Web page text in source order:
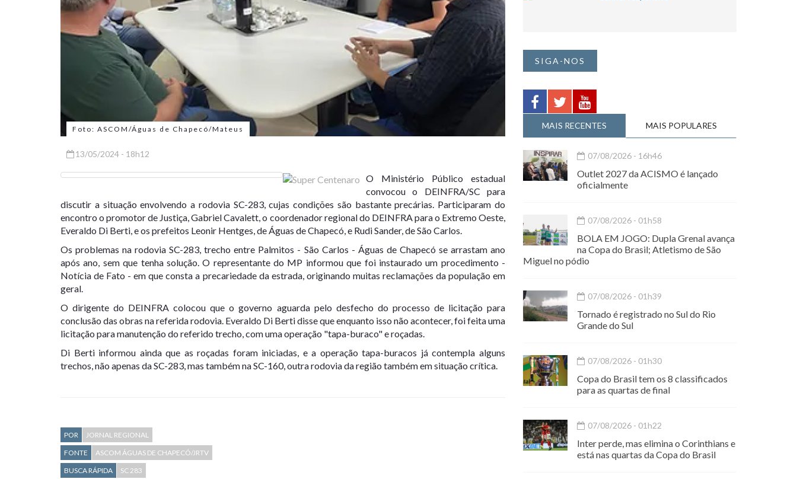
Foto: ASCOM/Águas de Chapecó/Mateus
13/05/2024 - 18h12
O Ministério Público estadual
convocou o DEINFRA/SC para
discutir a situação envolvendo a rodovia SC-283, cujas condições são bastante precárias. Participaram do
encontro o promotor de Justiça, Gabriel Cavalett, o coordenador regional do DEINFRA para o Extremo Oeste,
Everaldo Di Berti, e os prefeitos Leonir Hentges, de Águas de Chapecó, e Rudi Sander, de São Carlos.
Os problemas na rodovia SC-283, trecho entre Palmitos - São Carlos - Águas de Chapecó se arrastam ano
após ano, sem que tenha solução. O representante do MP informou que foi instaurado um procedimento -
Notícia de Fato - em que consta a precariedade da estrada, originando muitas reclamações da população em
geral.
O dirigente do DEINFRA colocou que o governo aguarda pelo desfecho do processo de licitação para
conclusão das obras na referida rodovia. Everaldo Di Berti disse que enquanto isso não acontecer, foi feita uma
licitação para manutenção do referido trecho, com uma operação "tapa-buraco" e roçadas.
Di Berti informou ainda que as roçadas foram iniciadas, e a operação tapa-buracos já contempla alguns
trechos, não apenas da SC-283, mas também na SC-160, outra rodovia da região também em situação crítica.
POR
JORNAL REGIONAL
FONTE
ASCOM ÁGUAS DE CHAPECÓ/JRTV
BUSCA RÁPIDA
SC 283
SIGA-NOS
MAIS RECENTES MAIS POPULARES
07/08/2026 - 16h46
Outlet 2027 da ACISMO é lançado
oficialmente
07/08/2026 - 01h58
BOLA EM JOGO: Dupla Grenal avança
na Copa do Brasil; Atletismo de São
Miguel no pódio
07/08/2026 - 01h39
Tornado é registrado no Sul do Rio
Grande do Sul
07/08/2026 - 01h30
Copa do Brasil tem os 8 classificados
para as quartas de final
07/08/2026 - 01h22
Inter perde, mas elimina o Corinthians e
está nas quartas da Copa do Brasil